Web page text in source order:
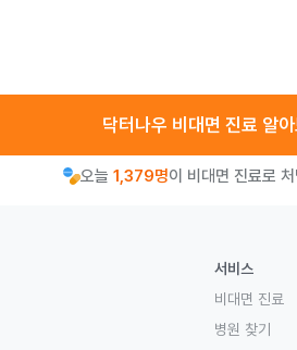
닥터나우 비대면 진료 알
오늘 1,379명이 비대면 진료로
서비스
비대면 진료
병원 찾기